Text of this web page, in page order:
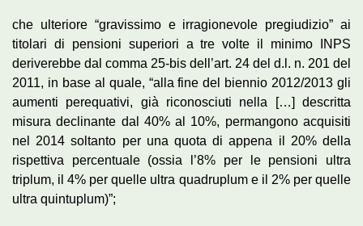
che ulteriore “gravissimo e irragionevole pregiudizio” ai
titolari di pensioni superiori a tre volte il minimo INPS
deriverebbe dal comma 25-bis dell’art. 24 del d.l. n. 201 del
2011, in base al quale, “alla fine del biennio 2012/2013 gli
aumenti perequativi, già riconosciuti nella […] descritta
misura declinante dal 40% al 10%, permangono acquisiti
nel 2014 soltanto per una quota di appena il 20% della
rispettiva percentuale (ossia l’8% per le pensioni ultra
triplum, il 4% per quelle ultra quadruplum e il 2% per quelle
ultra quintuplum)”;